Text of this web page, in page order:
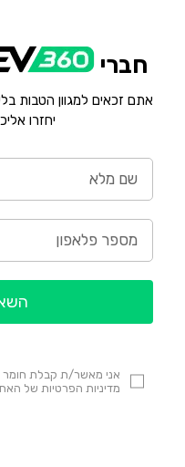
חברי
אתם זכאים למגוון הטבות
יחזרו
אני מאשר/ת קבלת חומר
מדיניות הפרטיות של